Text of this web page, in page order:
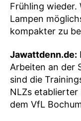
Frühling
Lampen
kompakter zu
Jawattdenn.de:
Arbeiten an der
sind die
NLZs etablierter
dem VfL